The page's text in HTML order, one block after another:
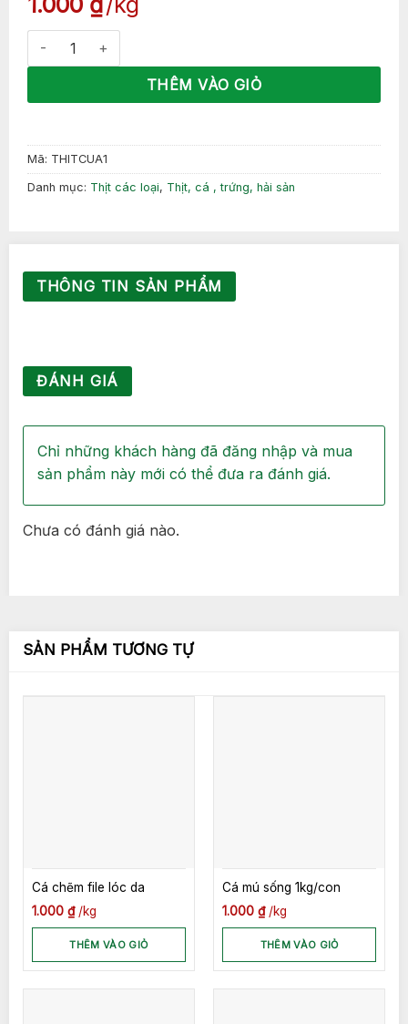
Thit cua số lượng
THÊM VÀO GIỎ
Mã: THITCUA1
Danh mục: Thịt các loại, Thịt, cá , trứng, hải sản
ĐÁNH GIÁ
Chưa có đánh giá nào.
Chỉ những khách hàng đã đăng nhập và mua
sản phẩm này mới có thể đưa ra đánh giá.
THÔNG TIN SẢN PHẨM
SẢN PHẨM TƯƠNG TỰ
Cá chẽm file lóc da
1.000 ₫ kg
THÊM VÀO GIỎ
Cá mú sống 1kg/con
1.000 ₫ kg
THÊM VÀO GIỎ